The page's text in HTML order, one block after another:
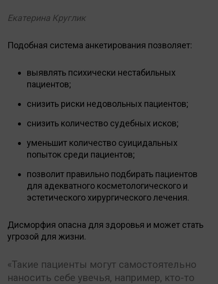
Екатерина Круглик
Подобная система анкетирования позволяет:
выявлять психически нестабильных
пациентов;
снизить риски недовольных пациентов;
снизить количество судебных исков;
уменьшит количество суицидальных
попыток среди пациентов;
позволит правильно подбирать пациентов
для адекватного косметологического и
эстетического хирургического лечения.
Дисморфия опасна для здоровья и может стать
угрозой для жизни.
Такие пациенты могут самостоятельно
наносить себе увечья, например, кто-то